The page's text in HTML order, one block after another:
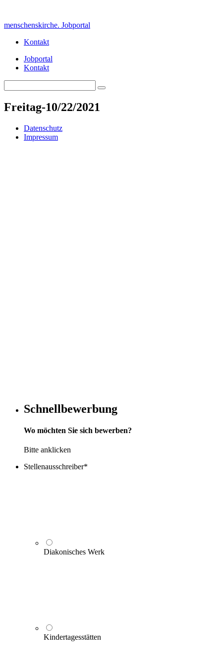
content
menschenskirche. Jobportal
Kontakt
Jobportal
Kontakt
for:
Search
Freitag-10/22/2021
Datenschutz
Impressum
Schnellbewerbung
Wo möchten Sie sich bewerben?
Bitte anklicken
Stellenausschreiber*
Diakonisches Werk
Kindertagesstätten